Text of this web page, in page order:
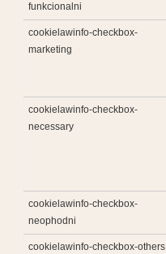
funkcionalni
cookielawinfo-checkbox-
marketing
cookielawinfo-checkbox-
necessary
cookielawinfo-checkbox-
neophodni
cookielawinfo-checkbox-others